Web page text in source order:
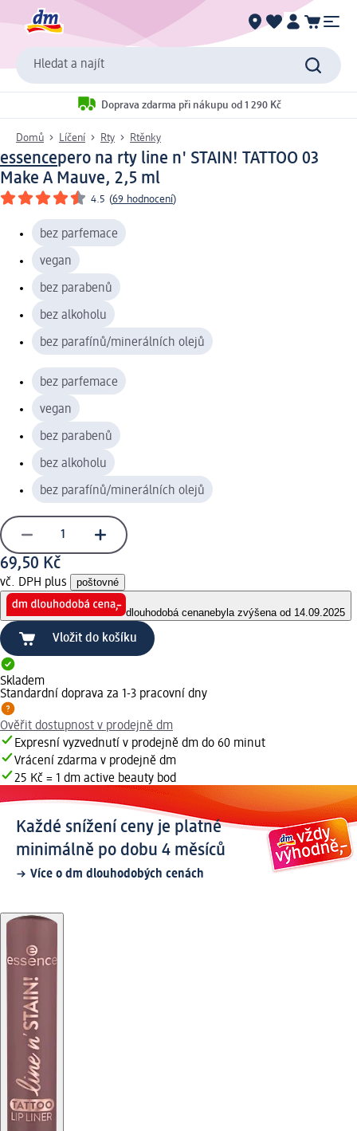
Hledat a najít
Doprava zdarma při nákupu od 1 290 Kč
Domů Líčení Rty Rtěnky
essencepero na rty line n' STAIN! TATTOO 03
Make A Mauve, 2,5 ml
4.5 (69 hodnocení)
bez parfemace
vegan
bez parabenů
bez alkoholu
bez parafínů/minerálních olejů
bez parfemace
vegan
bez parabenů
bez alkoholu
bez parafínů/minerálních olejů
69,50 Kč
vč. DPH plus poštovné
dlouhodobá cenanebyla zvýšena od 14.09.2025
Vložit do košíku
Skladem
Standardní doprava za 1-3 pracovní dny
Ověřit dostupnost v prodejně dm
Expresní vyzvednutí v prodejně dm do 60 minut
Vrácení zdarma v prodejně dm
25 Kč = 1 dm active beauty bod
Každé snížení ceny je platné
minimálně po dobu 4 měsíců
Více o dm dlouhodobých cenách